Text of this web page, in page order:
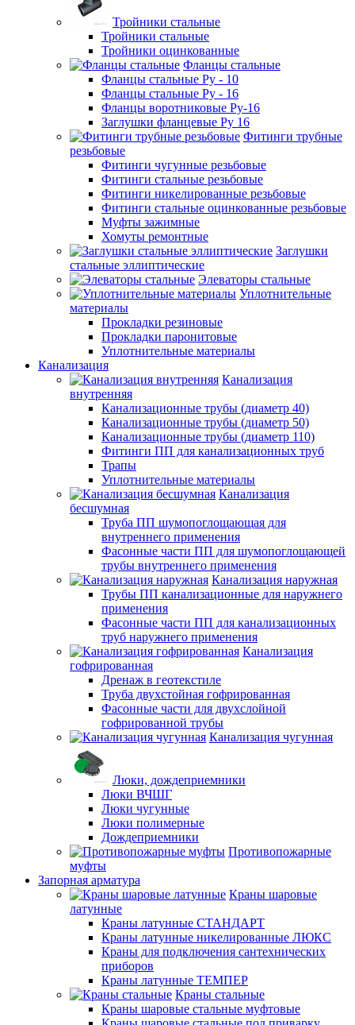
Тройники стальные
Тройники стальные
Тройники оцинкованные
Фланцы стальные
Фланцы стальные Ру - 10
Фланцы стальные Ру - 16
Фланцы воротниковые Ру-16
Заглушки фланцевые Ру 16
Фитинги трубные
резьбовые
Фитинги чугунные резьбовые
Фитинги стальные резьбовые
Фитинги никелированные резьбовые
Фитинги стальные оцинкованные резьбовые
Муфты зажимные
Хомуты ремонтные
Заглушки
стальные эллиптические
Элеваторы стальные
Уплотнительные
материалы
Прокладки резиновые
Прокладки паронитовые
Уплотнительные материалы
Канализация
Канализация
внутренняя
Канализационные трубы (диаметр 40)
Канализационные трубы (диаметр 50)
Канализационные трубы (диаметр 110)
Фитинги ПП для канализационных труб
Трапы
Уплотнительные материалы
Канализация
бесшумная
Труба ПП шумопоглощающая для
внутреннего применения
Фасонные части ПП для шумопоглощающей
трубы внутреннего применения
Канализация наружная
Трубы ПП канализационные для наружнего
применения
Фасонные части ПП для канализационных
труб наружнего применения
Канализация
гофрированная
Дренаж в геотекстиле
Труба двухстойная гофрированная
Фасонные части для двухслойной
гофрированной трубы
Канализация чугунная
Люки, дождеприемники
Люки ВЧШГ
Люки чугунные
Люки полимерные
Дождеприемники
Противопожарные
муфты
Запорная арматура
Краны шаровые
латунные
Краны латунные СТАНДАРТ
Краны латунные никелированные ЛЮКС
Краны для подключения сантехнических
приборов
Краны латунные ТЕМПЕР
Краны стальные
Краны шаровые стальные муфтовые